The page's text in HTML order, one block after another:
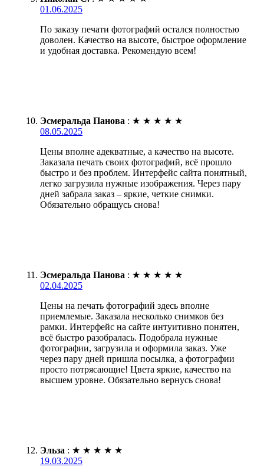
01.06.2025
По заказу печати фотографий остался полностью
доволен. Качество на высоте, быстрое оформление
и удобная доставка. Рекомендую всем!
Эсмеральда Панова : ★ ★ ★ ★ ★
08.05.2025
Цены вполне адекватные, а качество на высоте.
Заказала печать своих фотографий, всё прошло
быстро и без проблем. Интерфейс сайта понятный,
легко загрузила нужные изображения. Через пару
дней забрала заказ – яркие, четкие снимки.
Обязательно обращусь снова!
Эсмеральда Панова : ★ ★ ★ ★ ★
02.04.2025
Цены на печать фотографий здесь вполне
приемлемые. Заказала несколько снимков без
рамки. Интерфейс на сайте интуитивно понятен,
всё быстро разобралась. Подобрала нужные
фотографии, загрузила и оформила заказ. Уже
через пару дней пришла посылка, а фотографии
просто потрясающие! Цвета яркие, качество на
высшем уровне. Обязательно вернусь снова!
Эльза : ★ ★ ★ ★ ★
19.03.2025